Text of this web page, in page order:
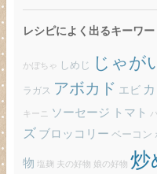
レシピによく出るキーワー
かぼちゃ しめじ じゃが
ラガス アボカド エビ
キーニ ソーセージ トマト
ズ ブロッコリー ベーコン
物 塩麹 夫の好物 娘の好物 炒